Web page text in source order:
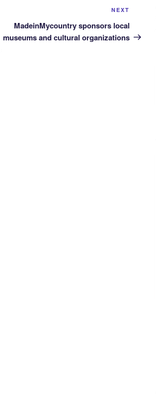
NEXT
MadeinMycountry sponsors local
museums and cultural organizations